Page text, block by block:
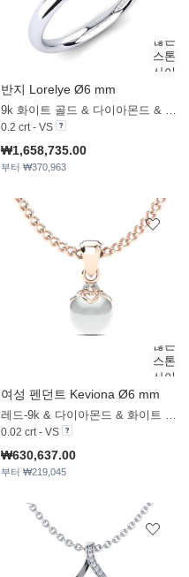
반지 Lorelye Ø6 mm
9k 화이트 골드 & 다이아몬드 & 화이트 진주
0.2 crt - VS
₩1,658,735.00
부터 ₩370,963
여성 펜던트 Keviona Ø6 mm
레드-9k & 다이아몬드 & 화이트 진주
0.02 crt - VS
₩630,637.00
부터 ₩219,045